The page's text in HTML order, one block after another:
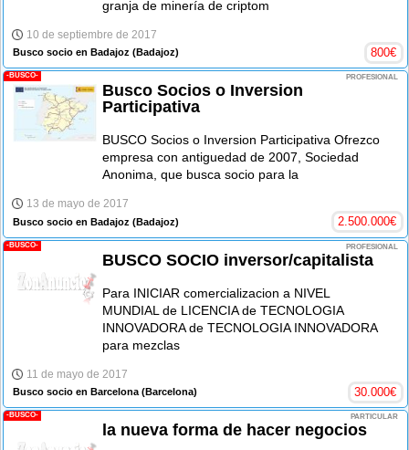
granja de minería de criptom
10 de septiembre de 2017
Busco socio en Badajoz (Badajoz) 800€
-BUSCO- PROFESIONAL
Busco Socios o Inversion
Participativa
BUSCO Socios o Inversion Participativa Ofrezco
empresa con antiguedad de 2007, Sociedad
Anonima, que busca socio para la
13 de mayo de 2017
Busco socio en Badajoz (Badajoz) 2.500.000€
-BUSCO- PROFESIONAL
BUSCO SOCIO inversor/capitalista
Para INICIAR comercializacion a NIVEL
MUNDIAL de LICENCIA de TECNOLOGIA
INNOVADORA de TECNOLOGIA INNOVADORA
para mezclas
11 de mayo de 2017
Busco socio en Barcelona (Barcelona) 30.000€
-BUSCO- PARTICULAR
la nueva forma de hacer negocios